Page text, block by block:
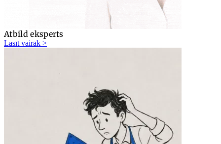
Atbild eksperts
Lasīt vairāk >